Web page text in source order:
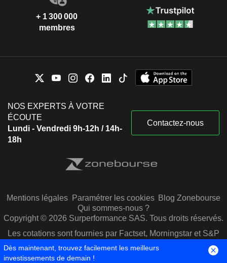
+ 1 300 000
membres
NOS EXPERTS À VOTRE
ÉCOUTE
Lundi - Vendredi 9h-12h / 14h-
18h
Contactez-nous
Mentions légales Paramétrer les cookies Blog Zonebourse
Qui sommes-nous ?
Copyright © 2026 Surperformance SAS. Tous droits réservés.
Les cotations sont fournies par Factset, Morningstar et S&P
Capital IQ
Dès maintenant, trouvez facilement les meilleurs
investissements de demain !